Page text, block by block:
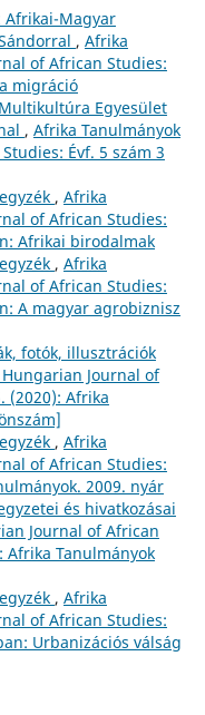
Magyar
, Afrika
of African Studies:
migráció
Egyesület
, Afrika Tanulmányok
Évf. 5 szám 3
, Afrika
of African Studies:
Afrikai birodalmak
, Afrika
of African Studies:
A magyar agrobiznisz
fotók, illusztrációk
Journal of
(2020): Afrika
, Afrika
of African Studies:
2009. nyár
és hivatkozásai
Journal of African
Afrika Tanulmányok
, Afrika
of African Studies:
Urbanizációs válság